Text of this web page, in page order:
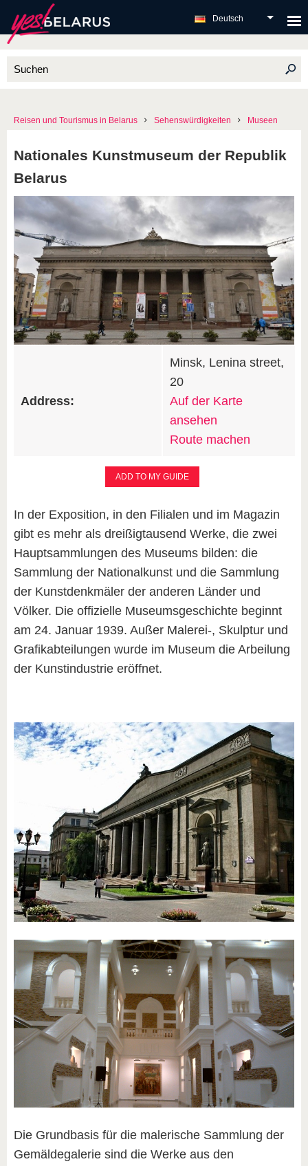
Deutsch
Reisen und Tourismus in Belarus Sehenswürdigkeiten Museen
Nationales Kunstmuseum der Republik
Belarus
Address:
Minsk, Lenina street,
20
Auf der Karte
ansehen
Route machen
ADD TO MY GUIDE
In der Exposition, in den Filialen und im Magazin
gibt es mehr als dreißigtausend Werke, die zwei
Hauptsammlungen des Museums bilden: die
Sammlung der Nationalkunst und die Sammlung
der Kunstdenkmäler der anderen Länder und
Völker. Die offizielle Museumsgeschichte beginnt
am 24. Januar 1939. Außer Malerei-, Skulptur und
Grafikabteilungen wurde im Museum die Arbeilung
der Kunstindustrie eröffnet.
Die Grundbasis für die malerische Sammlung der
Gemäldegalerie sind die Werke aus den